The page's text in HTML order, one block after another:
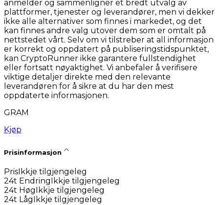
anmelder og sammenligner et bredt utvalg av
plattformer, tjenester og leverandører, men vi dekker
ikke alle alternativer som finnes i markedet, og det
kan finnes andre valg utover dem som er omtalt på
nettstedet vårt. Selv om vi tilstreber at all informasjon
er korrekt og oppdatert på publiseringstidspunktet,
kan CryptoRunner ikke garantere fullstendighet
eller fortsatt nøyaktighet. Vi anbefaler å verifisere
viktige detaljer direkte med den relevante
leverandøren for å sikre at du har den mest
oppdaterte informasjonen.
GRAM
Kjøp
Prisinformasjon
Pris Ikkje tilgjengeleg
24t Endring Ikkje tilgjengeleg
24t Høg Ikkje tilgjengeleg
24t Låg Ikkje tilgjengeleg